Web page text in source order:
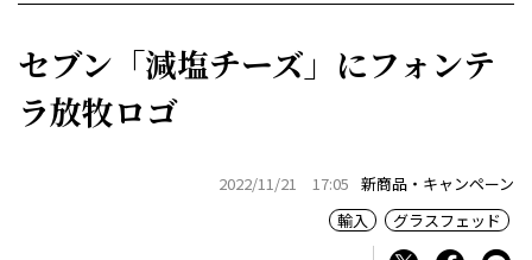
セブン「減塩チーズ」にフォンテ
ラ放牧ロゴ
2022/11/21 17:05 新商品・キャンペーン
輸入
グラスフェッド